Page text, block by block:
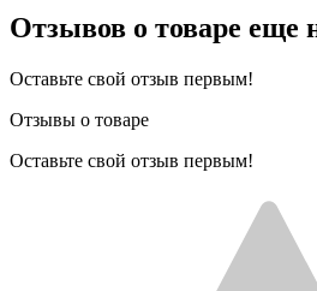
Отзывов о товаре еще
Оставьте свой отзыв первым!
Отзывы о товаре
Оставьте свой отзыв первым!